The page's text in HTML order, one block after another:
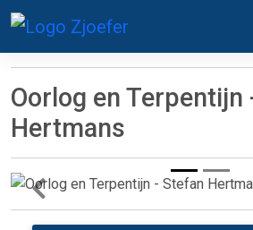
Oorlog en Terpentijn
Hertmans